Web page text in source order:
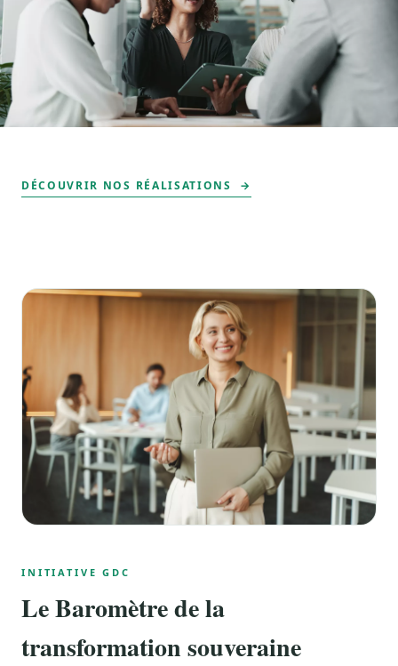
DÉCOUVRIR NOS RÉALISATIONS →
INITIATIVE GDC
Le Baromètre de la
transformation souveraine